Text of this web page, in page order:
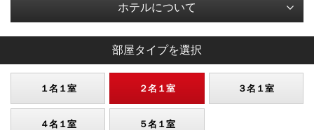
ホテルについて
部屋タイプを選択
１名１室 ２名１室 ３名１室
４名１室 ５名１室